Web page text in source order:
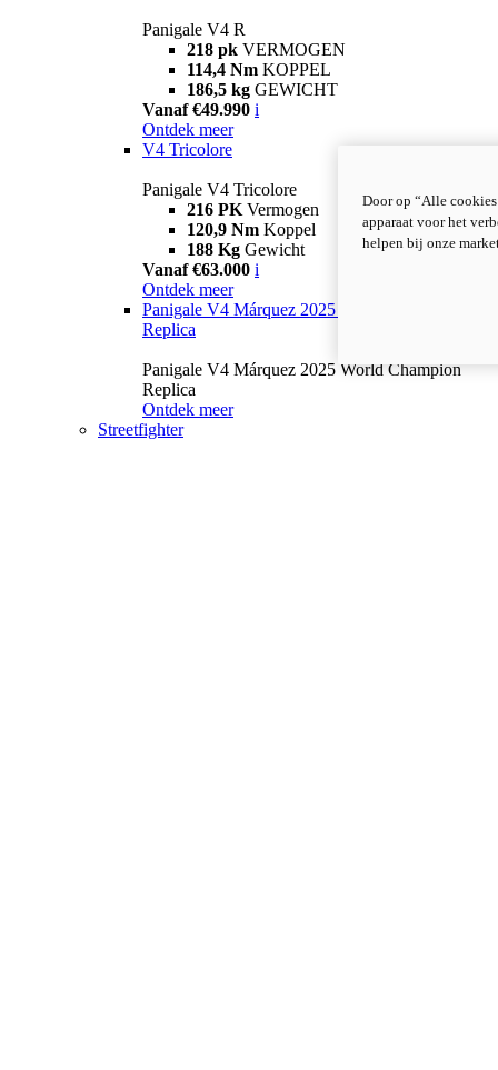
Panigale V4 R
218 pk VERMOGEN
114,4 Nm KOPPEL
186,5 kg GEWICHT
Vanaf €49.990 i
Ontdek meer
V4 Tricolore
Panigale V4 Tricolore
216 PK Vermogen
120,9 Nm Koppel
188 Kg Gewicht
Vanaf €63.000 i
Ontdek meer
Panigale V4 Márquez 2025 World Champion
Replica
Panigale V4 Márquez 2025 World Champion
Replica
Ontdek meer
Streetfighter
Door op “Alle
apparaat voor het
helpen bij onze